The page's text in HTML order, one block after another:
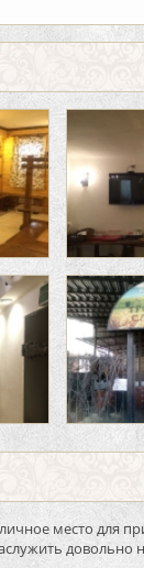
место для